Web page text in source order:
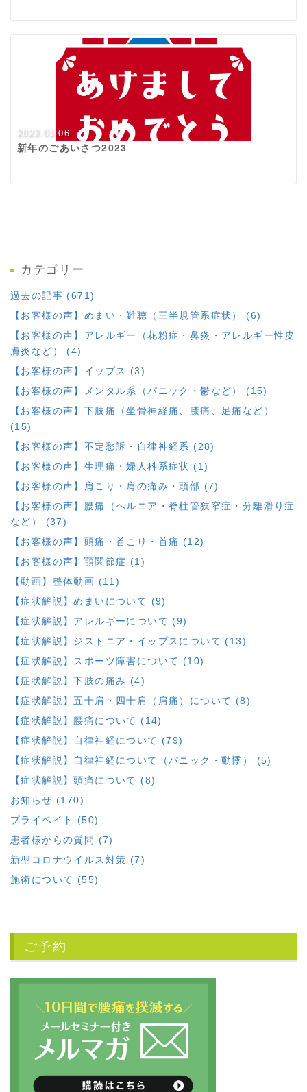
2023.01.06
新年のごあいさつ2023
カテゴリー
過去の記事 (671)
【お客様の声】めまい・難聴（三半規管系症状） (6)
【お客様の声】アレルギー（花粉症・鼻炎・アレルギー性皮
膚炎など） (4)
【お客様の声】イップス (3)
【お客様の声】メンタル系（パニック・鬱など） (15)
【お客様の声】下肢痛（坐骨神経痛、膝痛、足痛など）
(15)
【お客様の声】不定愁訴・自律神経系 (28)
【お客様の声】生理痛・婦人科系症状 (1)
【お客様の声】肩こり・肩の痛み・頭部 (7)
【お客様の声】腰痛（ヘルニア・脊柱管狭窄症・分離滑り症
など） (37)
【お客様の声】頭痛・首こり・首痛 (12)
【お客様の声】顎関節症 (1)
【動画】整体動画 (11)
【症状解説】めまいについて (9)
【症状解説】アレルギーについて (9)
【症状解説】ジストニア・イップスについて (13)
【症状解説】スポーツ障害について (10)
【症状解説】下肢の痛み (4)
【症状解説】五十肩・四十肩（肩痛）について (8)
【症状解説】腰痛について (14)
【症状解説】自律神経について (79)
【症状解説】自律神経について（パニック・動悸） (5)
【症状解説】頭痛について (8)
お知らせ (170)
プライベイト (50)
患者様からの質問 (7)
新型コロナウイルス対策 (7)
施術について (55)
ご予約